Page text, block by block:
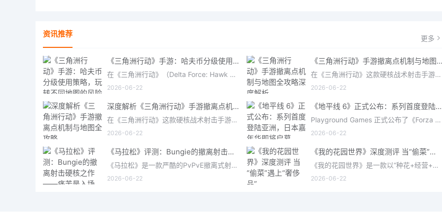
资讯推荐 更多
《三角洲行动》手游：哈夫币分级使用策略，玩转不同地图的风险与回报
在《三角洲行动》（Delta Force: Hawk Ops）“烽火地带”模式中，地图被划分为“普通”、“机密”和“绝密”三个
2026-06-22
《三角洲行动》手游撤离点机制与地图全攻略深度解析
在《三角洲行动》这款硬核战术射击手游中，撤离是每位干员行动的核心目标。无论你在战场中搜刮了多少高价值物
2026-06-22
深度解析《三角洲行动》手游撤离点机制与地图全攻略
在《三角洲行动》这款硬核战术射击手游中，撤离是每位干员行动的核心目标。无论你在战场中搜刮了多少高价值物
2026-06-22
《地平线 6》正式公布：系列首度登陆亚洲，日本嘉年华即将启幕
Playground Games 正式公布了《Forza Horizon 6》，这次备受赞誉的地平线嘉年华将首次驶入亚洲，落户日本。玩家
2026-06-22
《马拉松》评测：Bungie的撤离射击硬核之作——痛苦是入场券，回报是顶级的
《马拉松》是一款严酷的PvPvE撤离式射击游戏，现已登陆PS5、Xbox Series X/S和PC。它继承了Bungie上世纪90年
2026-06-22
《我的花园世界》深度测评 当“偷菜”遇上“奢侈品”
《我的花园世界》是一款以“种花+经营+社交”为核心的模拟经营类手游。游戏将玩家置于一个古风花园环境中，扮
2026-06-22